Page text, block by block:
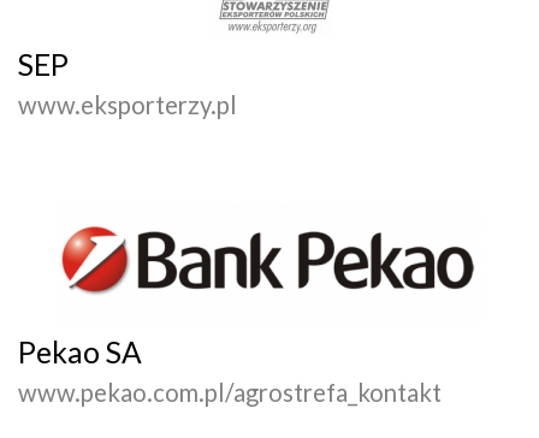
SEP
www.eksporterzy.pl
Pekao SA
www.pekao.com.pl/agrostrefa_kontakt